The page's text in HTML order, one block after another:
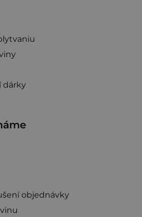
dárky
objednávky